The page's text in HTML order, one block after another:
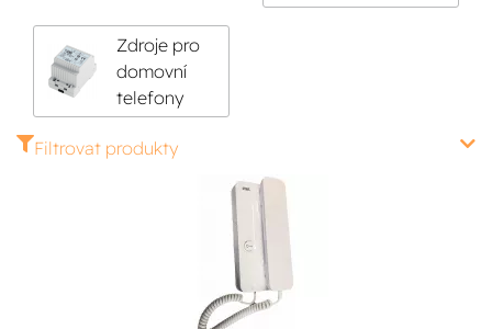
Zdroje pro
domovní
telefony
Filtrovat produkty